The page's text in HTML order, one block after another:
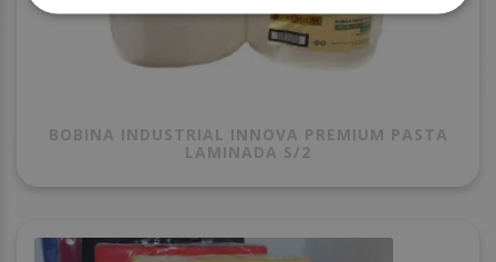
BOBINA INDUSTRIAL INNOVA PREMIUM PASTA
LAMINADA S/2